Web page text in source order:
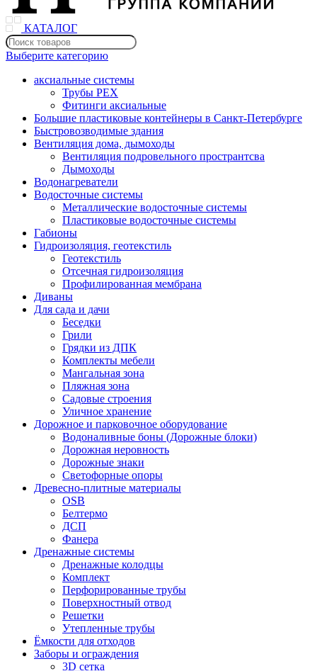
КАТАЛОГ
Выберите категорию
аксиальные системы
Трубы PEX
Фитинги аксиальные
Большие пластиковые контейнеры в Санкт-Петербурге
Быстровозводимые здания
Вентиляция дома, дымоходы
Вентиляция подровельного пространтсва
Дымоходы
Водонагреватели
Водосточные системы
Металлические водосточные системы
Пластиковые водосточные системы
Габионы
Гидроизоляция, геотекстиль
Геотекстиль
Отсечная гидроизоляция
Профилированная мембрана
Диваны
Для сада и дачи
Беседки
Грили
Грядки из ДПК
Комплекты мебели
Мангальная зона
Пляжная зона
Садовые строения
Уличное хранение
Дорожное и парковочное оборудование
Водоналивные боны (Дорожные блоки)
Дорожная неровность
Дорожные знаки
Светофорные опоры
Древесно-плитные материалы
OSB
Белтермо
ДСП
Фанера
Дренажные системы
Дренажные колодцы
Комплект
Перфорированные трубы
Поверхностный отвод
Решетки
Утепленные трубы
Ёмкости для отходов
Заборы и ограждения
3D сетка